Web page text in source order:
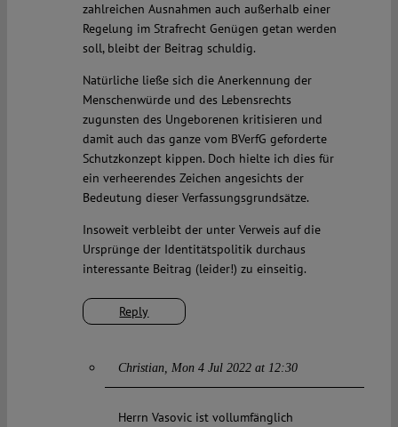
Reply
zahlreichen Ausnahmen auch außerhalb einer
Regelung im Strafrecht Genügen getan werden
soll, bleibt der Beitrag schuldig.
Natürliche ließe sich die Anerkennung der
Menschenwürde und des Lebensrechts
zugunsten des Ungeborenen kritisieren und
damit auch das ganze vom BVerfG geforderte
Schutzkonzept kippen. Doch hielte ich dies für
ein verheerendes Zeichen angesichts der
Bedeutung dieser Verfassungsgrundsätze.
Insoweit verbleibt der unter Verweis auf die
Ursprünge der Identitätspolitik durchaus
interessante Beitrag (leider!) zu einseitig.
Christian Mon 4 Jul 2022 at 12:30
Herrn Vasovic ist vollumfänglich